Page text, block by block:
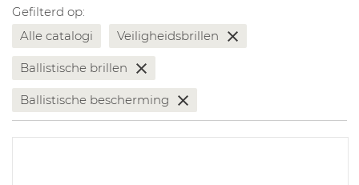
Gefilterd op:
Alle catalogi
Veiligheidsbrillen
Ballistische brillen
Ballistische bescherming